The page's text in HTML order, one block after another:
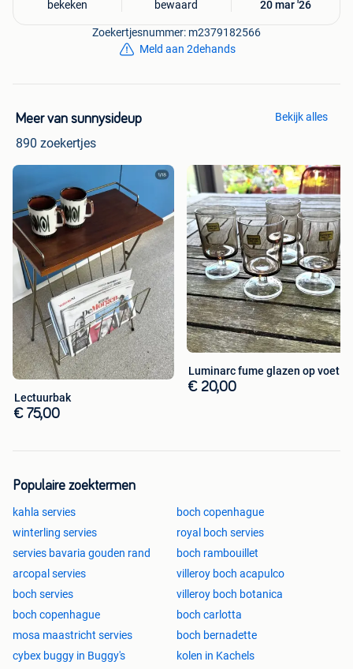
bekeken bewaard 20 mar '26
Zoekertjesnummer: m2379182566
Meld aan 2dehands
Meer van sunnysideup
890 zoekertjes
Bekijk alles
Lectuurbak
€ 75,00
Luminarc fume glazen op voet
€ 20,00
Populaire zoektermen
kahla servies
boch copenhague
winterling servies
royal boch servies
servies bavaria gouden rand
boch rambouillet
arcopal servies
villeroy boch acapulco
boch servies
villeroy boch botanica
boch copenhague
boch carlotta
mosa maastricht servies
boch bernadette
cybex buggy in Buggy's
kolen in Kachels